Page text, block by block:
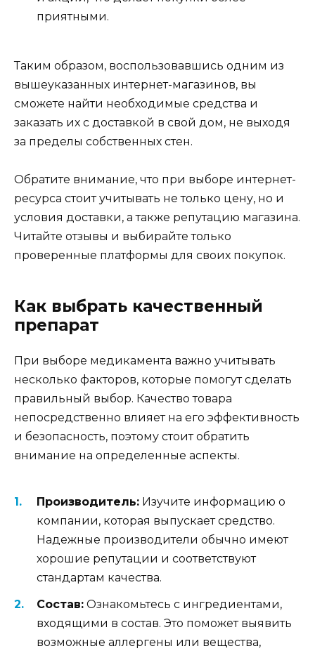
приятными.
Таким образом, воспользовавшись одним из
вышеуказанных интернет-магазинов, вы
сможете найти необходимые средства и
заказать их с доставкой в свой дом, не выходя
за пределы собственных стен.
Обратите внимание, что при выборе интернет-
ресурса стоит учитывать не только цену, но и
условия доставки, а также репутацию магазина.
Читайте отзывы и выбирайте только
проверенные платформы для своих покупок.
Как выбрать качественный
препарат
При выборе медикамента важно учитывать
несколько факторов, которые помогут сделать
правильный выбор. Качество товара
непосредственно влияет на его эффективность
и безопасность, поэтому стоит обратить
внимание на определенные аспекты.
Производитель: Изучите информацию о
компании, которая выпускает средство.
Надежные производители обычно имеют
хорошие репутации и соответствуют
стандартам качества.
Состав: Ознакомьтесь с ингредиентами,
входящими в состав. Это поможет выявить
возможные аллергены или вещества,